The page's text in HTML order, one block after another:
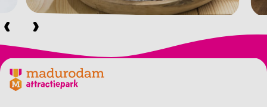
Footer menu
Madurodam logo, naar de homepage